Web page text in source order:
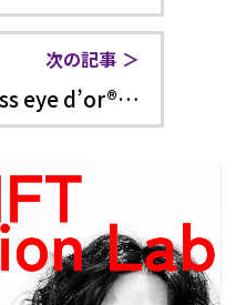
次の記事
eye d’or®…